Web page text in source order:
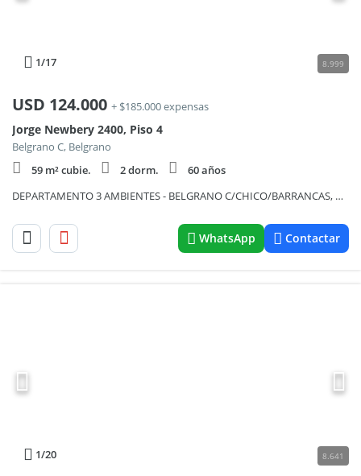
1/17 8.999
USD 124.000 + $185.000 expensas
Jorge Newbery 2400, Piso 4
Belgrano C, Belgrano
59 m² cubie.
2 dorm.
60 años
DEPARTAMENTO 3 AMBIENTES - BELGRANO C/CHICO/BARRANCAS, CAPITAL FEDERAL
WhatsApp Contactar
1/20 8.641